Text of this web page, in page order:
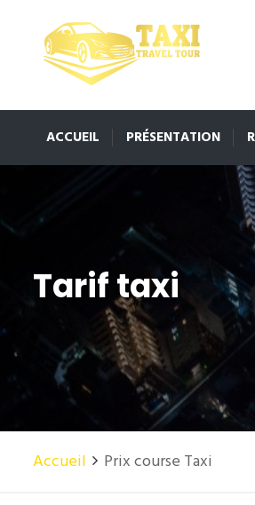
ACCUEIL PRÉSENTATION
Tarif taxi
Accueil Prix course Taxi